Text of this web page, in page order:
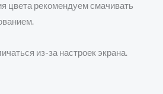
цвета рекомендуем смачивать
из-за настроек экрана.